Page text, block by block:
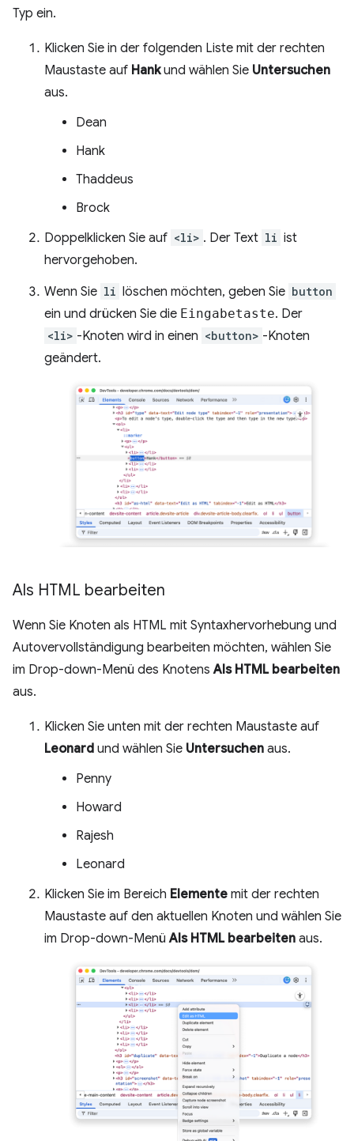
Typ ein.
Klicken Sie in der folgenden Liste mit der rechten
Maustaste auf Hankund wählen Sie Untersuchen
aus.
Dean
Hank
Thaddeus
Brock
Doppelklicken Sie auf <li> . Der Text li ist
hervorgehoben.
Wenn Sie li löschen möchten, geben Sie button
ein und drücken Sie die Eingabetaste. Der
<li> -Knoten wird in einen <button> -Knoten
geändert.
Als HTML bearbeiten
Wenn Sie Knoten als HTML mit Syntaxhervorhebung und
Autovervollständigung bearbeiten möchten, wählen Sie
im Drop-down-Menü des KnotensAls HTML bearbeiten
aus.
Klicken Sie unten mit der rechten Maustaste auf
Leonard und wählen Sie Untersuchen aus.
Penny
Howard
Rajesh
Leonard
Klicken Sie im Bereich Elemente mit der rechten
Maustaste auf den aktuellen Knoten und wählen Sie
im Drop-down-MenüAls HTML bearbeiten aus.